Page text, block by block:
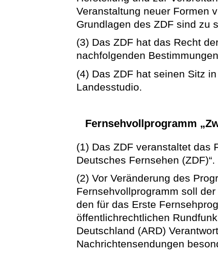
Veranstaltung neuer Formen
Grundlagen des ZDF sind zu
(3) Das ZDF hat das Recht
nachfolgenden
(4) Das ZDF hat seinen Sitz
Landesstudio.
Fernsehvollprogramm
(1) Das ZDF veranstaltet das
Deutsches Fernsehen (ZDF)“.
(2) Vor Veränderung des
Fernsehvollprogramm soll
den für das Erste
öffentlichrechtlichen
Deutschland (ARD)
Nachrichtensendungen